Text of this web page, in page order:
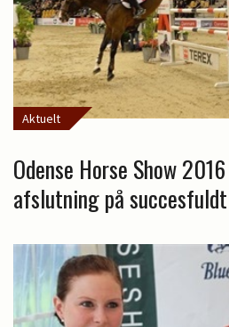
Aktuelt
Odense Horse Show
afslutning på